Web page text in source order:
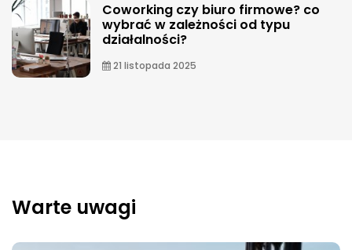
Coworking czy biuro firmowe? co
wybrać w zależności od typu
działalności?
21 listopada 2025
Warte uwagi